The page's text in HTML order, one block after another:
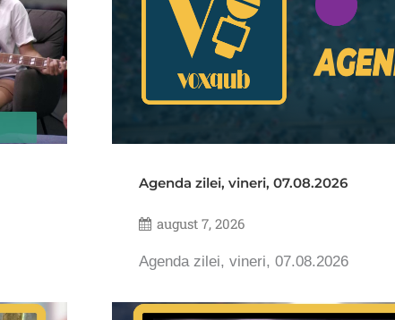
Agenda zilei, vineri, 07.08.2026
august 7, 2026
Agenda zilei, vineri, 07.08.2026